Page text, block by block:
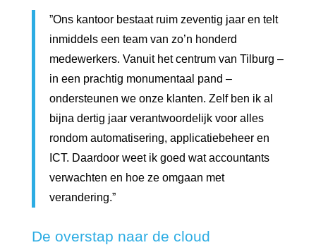
”Ons kantoor bestaat ruim zeventig jaar en telt
inmiddels een team van zo’n honderd
medewerkers. Vanuit het centrum van Tilburg –
in een prachtig monumentaal pand –
ondersteunen we onze klanten. Zelf ben ik al
bijna dertig jaar verantwoordelijk voor alles
rondom automatisering, applicatiebeheer en
ICT. Daardoor weet ik goed wat accountants
verwachten en hoe ze omgaan met
verandering.”
De overstap naar de cloud